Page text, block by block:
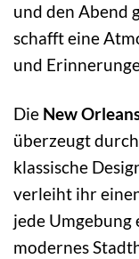
und den Abend
schafft eine
und
Die New
überzeugt
klassische
verleiht ihr
jede Umgebung
modernes